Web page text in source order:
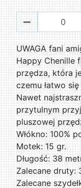
UWAGA fani
Happy Chenille
przędza, która
czemu łatwo
Nawet
przytulnym
pluszowej
Włókno: 100%
Motek: 15 gr.
Długość: 38
Zalecane druty:
Zalecane